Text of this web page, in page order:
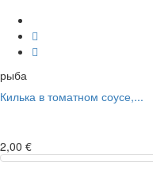
рыба
Килька в томатном соусе,...
2,00 €